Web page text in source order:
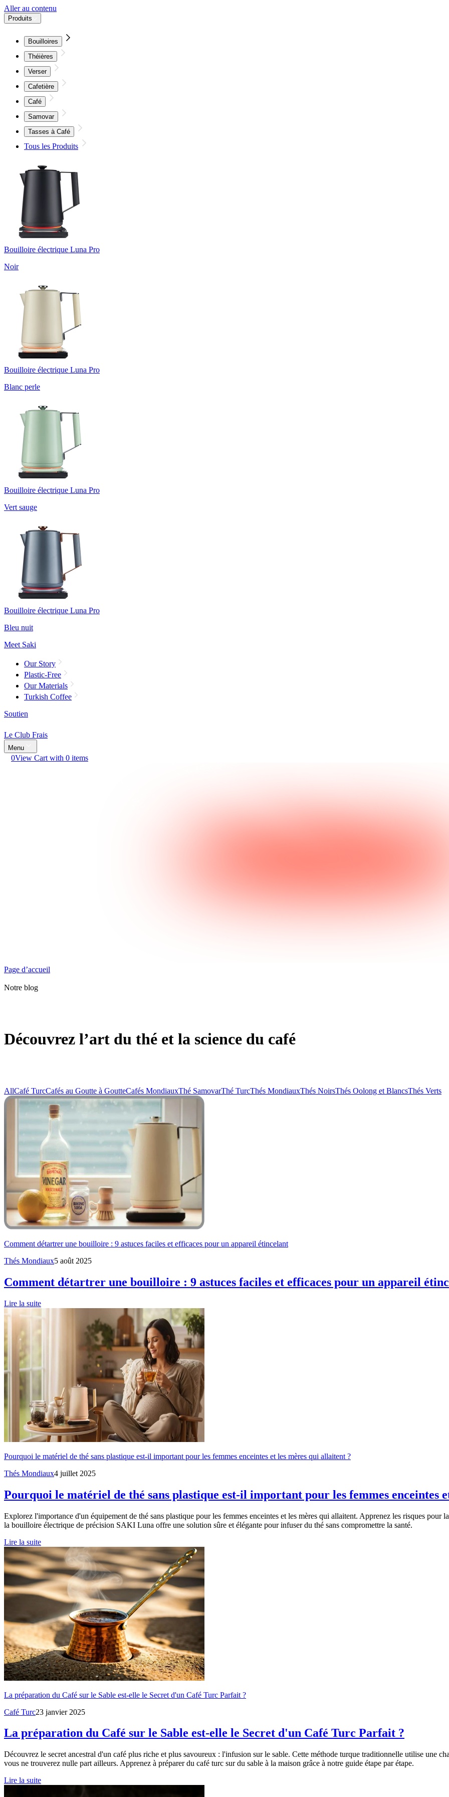
Aller au contenu
Produits
Bouilloires
Théières
Verser
Cafetière
Café
Samovar
Tasses à Café
Tous les Produits
Bouilloire électrique Luna Pro
Noir
Bouilloire électrique Luna Pro
Blanc perle
Bouilloire électrique Luna Pro
Vert sauge
Bouilloire électrique Luna Pro
Bleu nuit
Meet Saki
Our Story
Plastic-Free
Our Materials
Turkish Coffee
Soutien
Le Club Frais
Menu
0View Cart with 0 items
Page d’accueil
Notre blog
Découvrez l’art du thé et la science du café
AllCafé TurcCafés au Goutte à GoutteCafés MondiauxThé SamovarThé TurcThés MondiauxThés NoirsThés Oolong et BlancsThés Verts
Comment détartrer une bouilloire : 9 astuces faciles et efficaces pour un appareil étincelant
Thés Mondiaux5 août 2025
Comment détartrer une bouilloire : 9 astuces faciles et efficaces pour un appareil
Lire la suite
Pourquoi le matériel de thé sans plastique est-il important pour les femmes enceintes et les mères qui allaitent ?
Thés Mondiaux4 juillet 2025
Pourquoi le matériel de thé sans plastique est-il important pour les femmes enceintes
Explorez l'importance d'un équipement de thé sans plastique pour les femmes enceintes et les mères qui allaitent. Apprenez les risques pour
la bouilloire électrique de précision SAKI Luna offre une solution sûre et élégante pour infuser du thé sans compromettre la santé.
Lire la suite
La préparation du Café sur le Sable est-elle le Secret d'un Café Turc Parfait ?
Café Turc23 janvier 2025
La préparation du Café sur le Sable est-elle le Secret d'un Café Turc Parfait ?
Découvrez le secret ancestral d'un café plus riche et plus savoureux : l'infusion sur le sable. Cette méthode turque traditionnelle utilise une
vous ne trouverez nulle part ailleurs. Apprenez à préparer du café turc sur du sable à la maison grâce à notre guide étape par étape.
Lire la suite